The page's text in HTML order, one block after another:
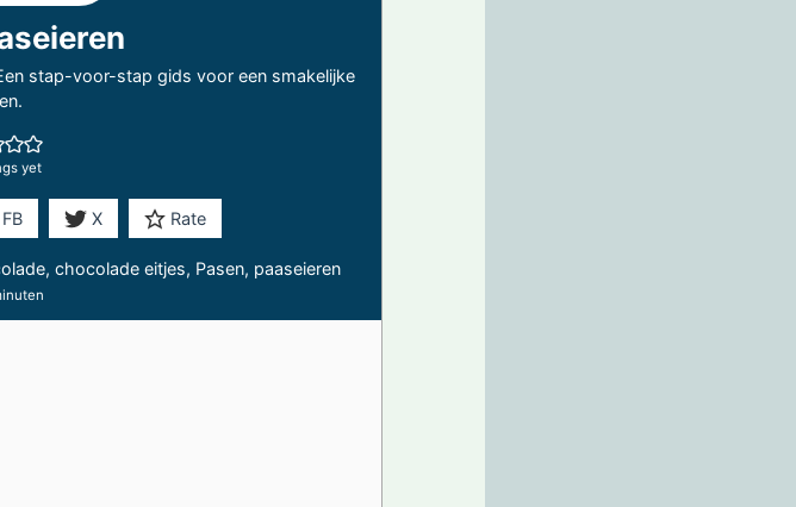
stap-voor-stap gids voor een smakelijke
yet
FB X Rate
chocolade eitjes, Pasen, paaseieren